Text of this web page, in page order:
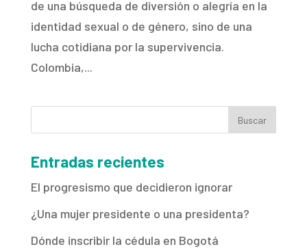
de una búsqueda de diversión o alegría en la
identidad sexual o de género, sino de una
lucha cotidiana por la supervivencia.
Colombia,...
Entradas recientes
El progresismo que decidieron ignorar
¿Una mujer presidente o una presidenta?
Dónde inscribir la cédula en Bogotá